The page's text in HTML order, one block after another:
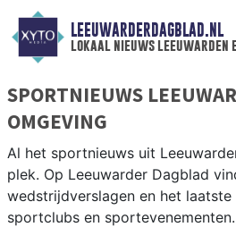
LEEUWARDERDAGBLAD.NL
lokaal nieuws leeuwarden
SPORTNIEUWS
OMGEVING
Al het sportnieuws uit
plek. Op Leeuwarder Dagblad
wedstrijdverslagen en het
sportclubs en